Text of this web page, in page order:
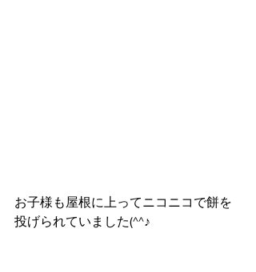
お子様も屋根に上ってニコニコで餅を
投げられていました(^^♪